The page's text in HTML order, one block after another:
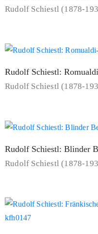
Rudolf Schiestl (1878-
Rudolf Schiestl:
Rudolf Schiestl (1878-
Rudolf Schiestl: Blinder
Rudolf Schiestl (1878-